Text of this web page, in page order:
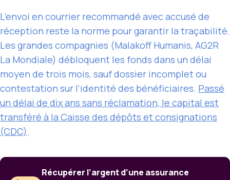
L’envoi en courrier recommandé avec accusé de
réception reste la norme pour garantir la traçabilité.
Les grandes compagnies (Malakoff Humanis, AG2R
La Mondiale) débloquent les fonds dans un délai
moyen de trois mois, sauf dossier incomplet ou
contestation sur l’identité des bénéficiaires. Passé
un délai de dix ans sans réclamation, le capital est
transféré à la Caisse des dépôts et consignations
(CDC) .
Récupérer l’argent d’une assurance